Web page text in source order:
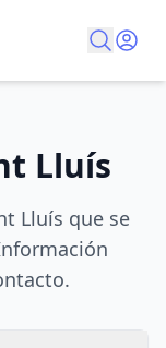
Lluís
Lluís que se